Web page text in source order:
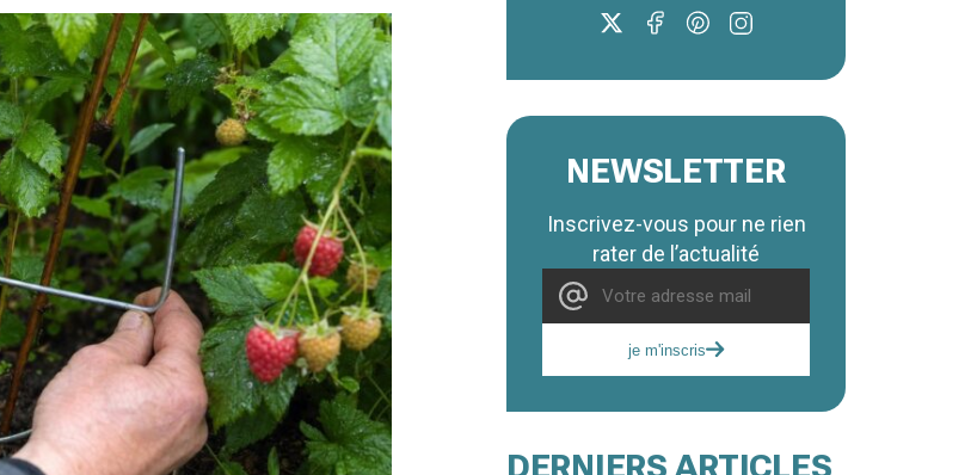
NEWSLETTER
Inscrivez-vous pour ne rien
rater de l’actualité
je m'inscris